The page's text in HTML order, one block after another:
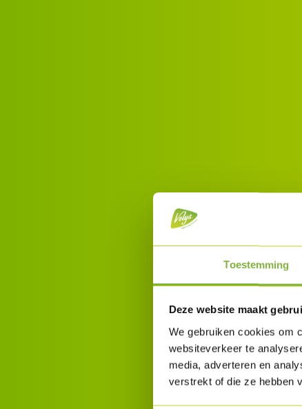
Toestemming
Deze website maakt
We gebruiken cookies om
websiteverkeer te
media, adverteren en
verstrekt of die ze hebben